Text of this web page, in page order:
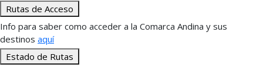
Rutas de Acceso
Info para saber como acceder a la Comarca Andina y sus
destinos aquí
Estado de Rutas